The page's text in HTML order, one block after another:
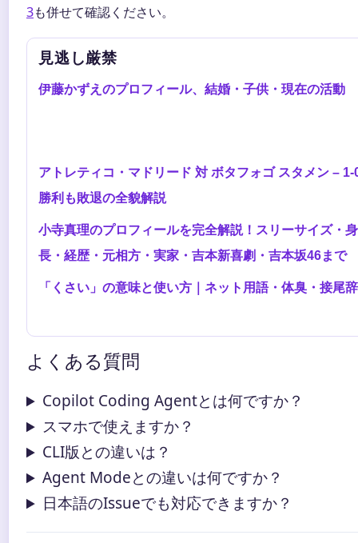
3も併せて確認ください。
見逃し厳禁
伊藤かずえのプロフィール、結婚・子供・現在の活動
アトレティコ・マドリード 対 ボタフォゴ スタメン – 1-
勝利も敗退の全貌解説
小寺真理のプロフィールを完全解説！スリーサイズ・身
長・経歴・元相方・実家・吉本新喜劇・吉本坂46まで
「くさい」の意味と使い方｜ネット用語・体臭・接尾辞
よくある質問
Copilot Coding Agentとは何ですか？
スマホで使えますか？
CLI版との違いは？
Agent Modeとの違いは何ですか？
日本語のIssueでも対応できますか？